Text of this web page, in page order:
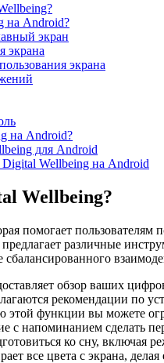
на Android?
экран
экрана
экрана
на Android?
для Android
Wellbeing на Android
Wellbeing?
помогает
различные
сбалансированного
обзор ваших
рекомендации по
функции вы можете
с напоминанием сделать
ко сну, включая
все цвета с экрана,